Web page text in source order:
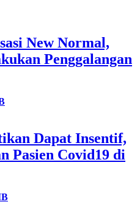
New Normal,
Penggalangan
Dapat Insentif,
Pasien Covid19 di